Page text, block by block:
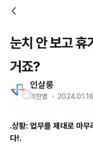
눈치 안 보고 휴
거죠?
인살롱
박한별 ・ 2024.01.16
.상황: 업무를 제대로 마
다!.